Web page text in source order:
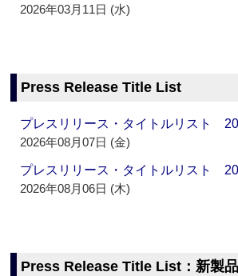
2026年03月11日 (水)
Press Release Title List
プレスリリース・タイトルリスト
2026年08月07日 (金)
プレスリリース・タイトルリスト
2026年08月06日 (木)
Press Release Title List：新製品